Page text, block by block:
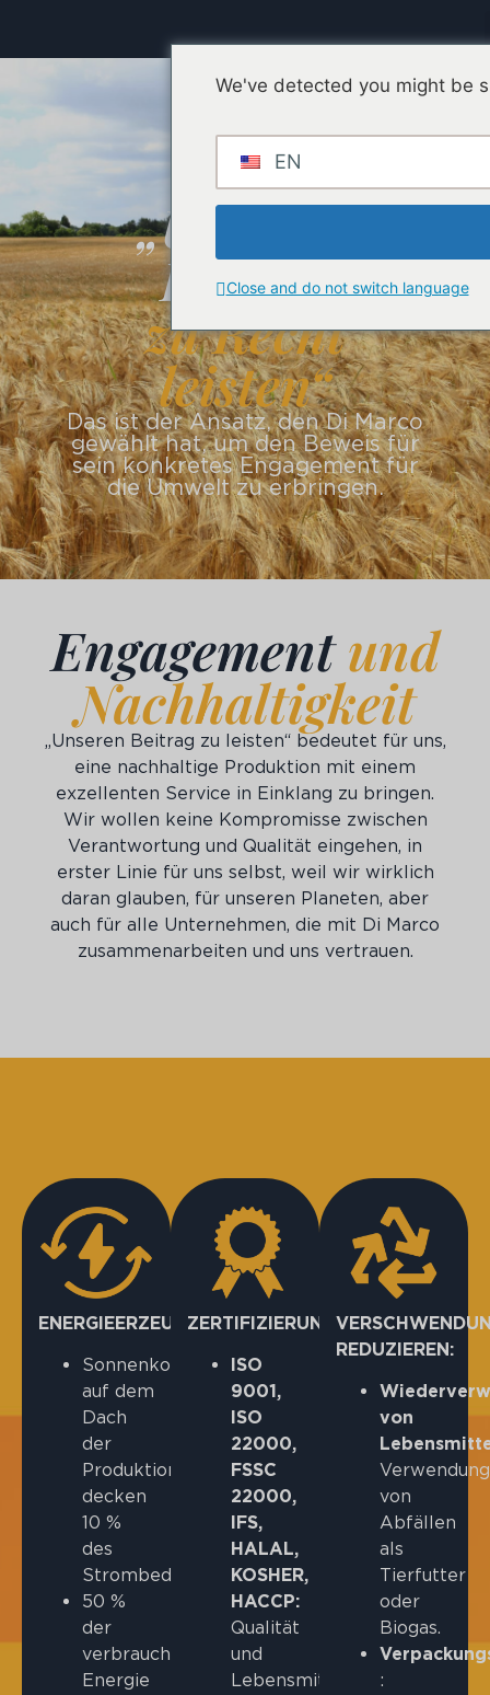
„Unseren
Beitrag
zu Recht
leisten“
Das ist der Ansatz, den Di Marco
gewählt hat, um den Beweis für
sein konkretes Engagement für
die Umwelt zu erbringen.
Engagementund
Nachhaltigkeit
„Unseren Beitrag zu leisten“ bedeutet für uns,
eine nachhaltige Produktion mit einem
exzellenten Service in Einklang zu bringen.
Wir wollen keine Kompromisse zwischen
Verantwortung und Qualität eingehen, in
erster Linie für uns selbst, weil wir wirklich
daran glauben, für unseren Planeten, aber
auch für alle Unternehmen, die mit Di Marco
zusammenarbeiten und uns vertrauen.
ENERGIEERZEUGUNG:
Sonnenkollektoren
auf dem
Dach
der
Produktionsstätte
decken
10 %
des
Strombedarfs.
50 %
der
verbrauchten
Energie
ZERTIFIZIERUNGEN:
ISO
9001,
ISO
22000,
FSSC
22000,
IFS,
HALAL,
KOSHER,
HACCP:
Qualität
und
Lebensmittelsicherheit.
REDUZIEREN:
von
Verwendung
von
Abfällen
als
Tierfutter
oder
Biogas.
:
We've detected you might be
EN
Close and do not switch language